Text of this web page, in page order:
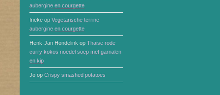
aubergine en courgette
Ineke op Vegetarische terrine
aubergine en courgette
Henk-Jan Hondelink op Thaise rode
curry kokos noedel soep met garnalen
en kip
Jo op Crispy smashed potatoes